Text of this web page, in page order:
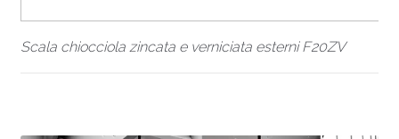
Scala chiocciola zincata e verniciata esterni F20ZV